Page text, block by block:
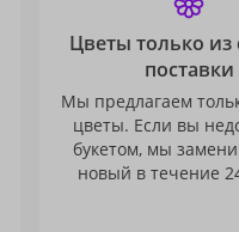
Цветы только из
поставки
Мы предлагаем
цветы. Если вы
букетом, мы
новый в течение